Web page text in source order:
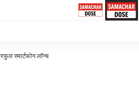
स्मार्टफोन लॉन्च